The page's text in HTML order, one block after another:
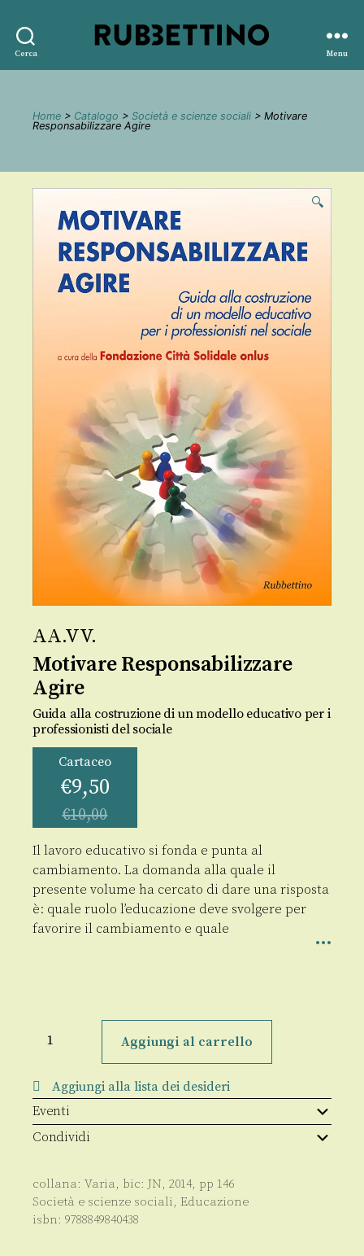
Cerca
editore
Menu
Home > Catalogo > Società e scienze sociali > Motivare
Responsabilizzare Agire
🔍
AA.VV.
Motivare Responsabilizzare
Agire
Guida alla costruzione di un modello educativo per i
professionisti del sociale
Cartaceo
€9,50
€10,00
Il lavoro educativo si fonda e punta al
cambiamento. La domanda alla quale il
presente volume ha cercato di dare una risposta
è: quale ruolo l’educazione deve svolgere per
favorire il cambiamento e quale
ResponsabilizzareAggiungi al carrello
Aggiungi alla lista dei desideri
Eventi
Condividi
collana: Varia, bic: JN, 2014, pp 146
Società e scienze sociali, Educazione
isbn: 9788849840438